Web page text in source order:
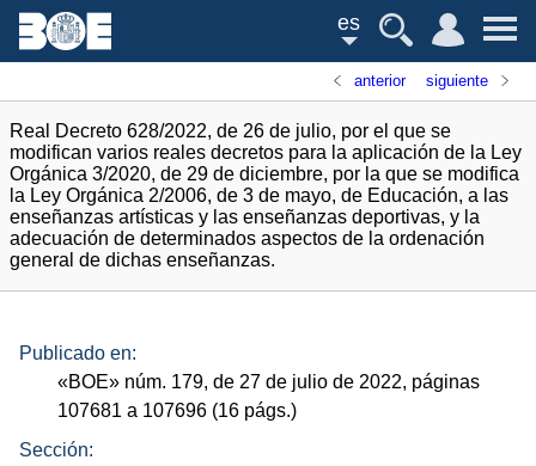
es
anterior siguiente
Real Decreto 628/2022, de 26 de julio, por el que se
modifican varios reales decretos para la aplicación de la Ley
Orgánica 3/2020, de 29 de diciembre, por la que se modifica
la Ley Orgánica 2/2006, de 3 de mayo, de Educación, a las
enseñanzas artísticas y las enseñanzas deportivas, y la
adecuación de determinados aspectos de la ordenación
general de dichas enseñanzas.
Publicado en:
«BOE» núm. 179, de 27 de julio de 2022, páginas
107681 a 107696 (16 págs.)
Sección: